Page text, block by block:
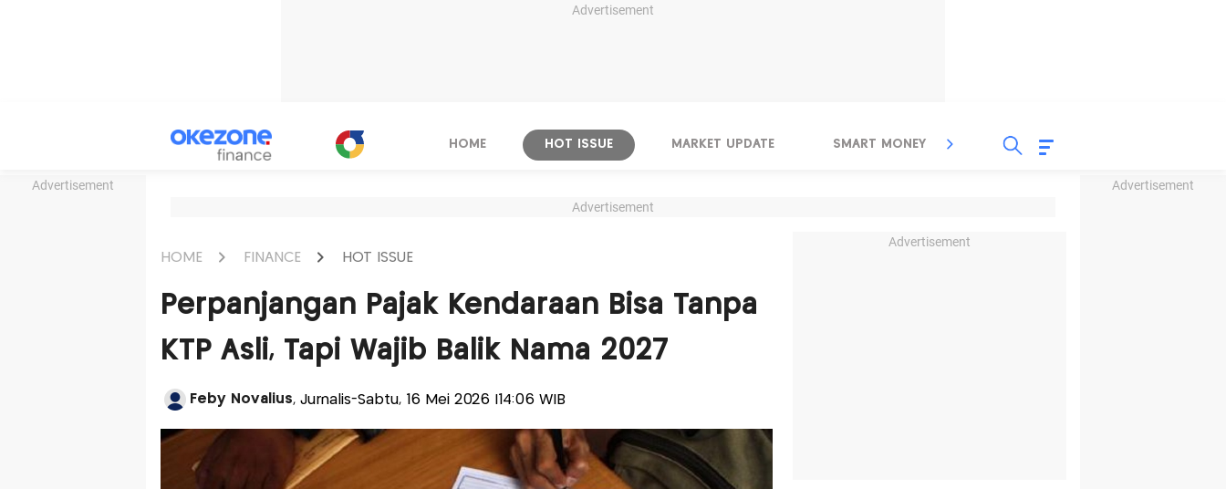
Advertisement
Advertisement Advertisement
HOME HOT ISSUE MARKET UPDATE SMART MONEY INSPIRASI BISNIS
Advertisement
HOME FINANCE HOT ISSUE
Perpanjangan Pajak Kendaraan Bisa Tanpa
KTP Asli, Tapi Wajib Balik Nama 2027
Feby Novalius, Jurnalis-Sabtu, 16 Mei 2026 |14:06 WIB
Advertisement